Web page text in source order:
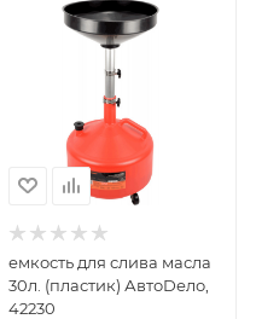
емкость для слива масла
30л. (пластик) АвтоDело,
42230